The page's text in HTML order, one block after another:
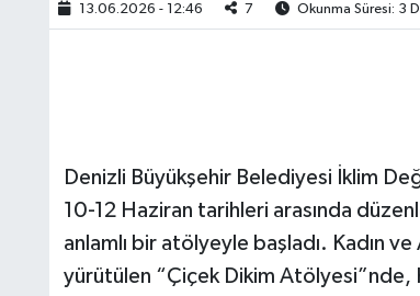
13.06.2026 - 12:46 7 Okunma Süresi: 3
Denizli Büyükşehir Belediyesi İklim
10-12 Haziran tarihleri arasında
anlamlı bir atölyeyle başladı. Kadın
yürütülen “Çiçek Dikim Atölyesi”nde,